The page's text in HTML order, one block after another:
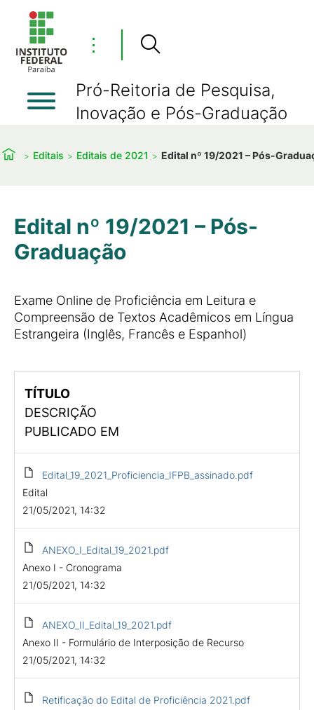
⋮
Pró-Reitoria de Pesquisa,
Inovação e Pós-Graduação
Editais Editais de 2021 Edital nº 19/2021 – Pós-
Edital nº 19/2021 – Pós-
Graduação
Exame Online de Proficiência em Leitura e
Compreensão de Textos Acadêmicos em Língua
Estrangeira (Inglês, Francês e Espanhol)
TÍTULO
DESCRIÇÃO
PUBLICADO EM
Edital_19_2021_Proficiencia_IFPB_assinado.pdf
Edital
21/05/2021, 14:32
ANEXO_I_Edital_19_2021.pdf
Anexo I - Cronograma
21/05/2021, 14:32
ANEXO_II_Edital_19_2021.pdf
Anexo II - Formulário de Interposição de Recurso
21/05/2021, 14:32
Retificação do Edital de Proficiência 2021.pdf